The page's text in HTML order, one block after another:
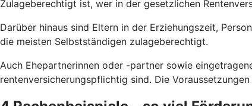
Zulageberechtigt ist, wer in der gesetzlichen
Darüber hinaus sind Eltern in der Erziehungszeit,
die meisten Selbstständigen zulageberechtigt.
Auch Ehepartnerinnen oder -partner sowie
rentenversicherungspflichtig sind. Die